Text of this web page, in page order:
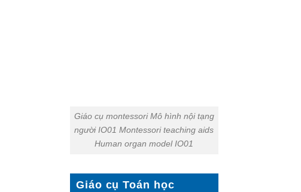
Giáo cụ montessori Mô hình nội tạng
người IO01 Montessori teaching aids
Human organ model IO01
Giáo cụ Toán học